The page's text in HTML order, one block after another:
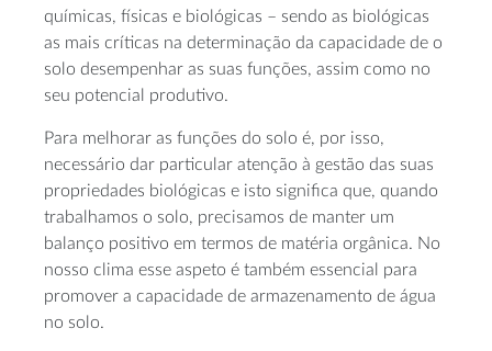
químicas, físicas e biológicas – sendo as biológicas
as mais críticas na determinação da capacidade de o
solo desempenhar as suas funções, assim como no
seu potencial produtivo.
Para melhorar as funções do solo é, por isso,
necessário dar particular atenção à gestão das suas
propriedades biológicas e isto significa que, quando
trabalhamos o solo, precisamos de manter um
balanço positivo em termos de matéria orgânica. No
nosso clima esse aspeto é também essencial para
promover a capacidade de armazenamento de água
no solo.